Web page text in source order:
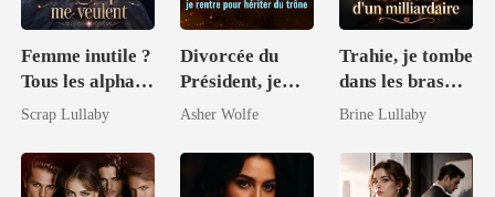
Femme inutile ?
Tous les alphas
me veulent
Scrap Lullaby
Divorcée du
Président, je
rentre pour
Asher Wolfe
Trahie, je tombe
dans les bras
d'un
Brine Lullaby